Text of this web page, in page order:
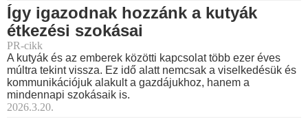
Így igazodnak hozzánk a kutyák
étkezési szokásai
PR-cikk
A kutyák és az emberek közötti kapcsolat több ezer éves
múltra tekint vissza. Ez idő alatt nemcsak a viselkedésük és
kommunikációjuk alakult a gazdájukhoz, hanem a
mindennapi szokásaik is.
2026.3.20.